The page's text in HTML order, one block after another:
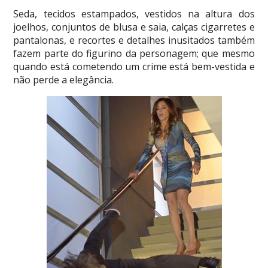
Seda, tecidos estampados, vestidos na altura dos
joelhos, conjuntos de blusa e saia, calças cigarretes e
pantalonas, e recortes e detalhes inusitados também
fazem parte do figurino da personagem; que mesmo
quando está cometendo um crime está bem-vestida e
não perde a elegância.